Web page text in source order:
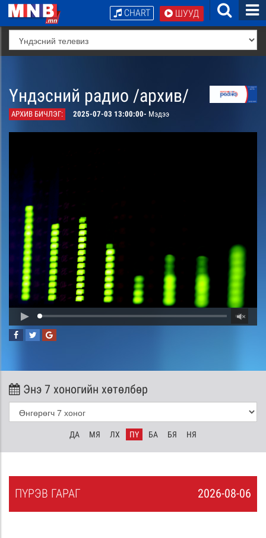
ШУУД
CHART
Үндэсний радио /архив/
АРХИВ БИЧЛЭГ: 2025-07-03 13:00:00- Мэдээ
Энэ 7 хоногийн хөтөлбөр
ДА МЯ ЛХ ПҮ БА БЯ НЯ
2026-08-06
ПҮРЭВ ГАРАГ